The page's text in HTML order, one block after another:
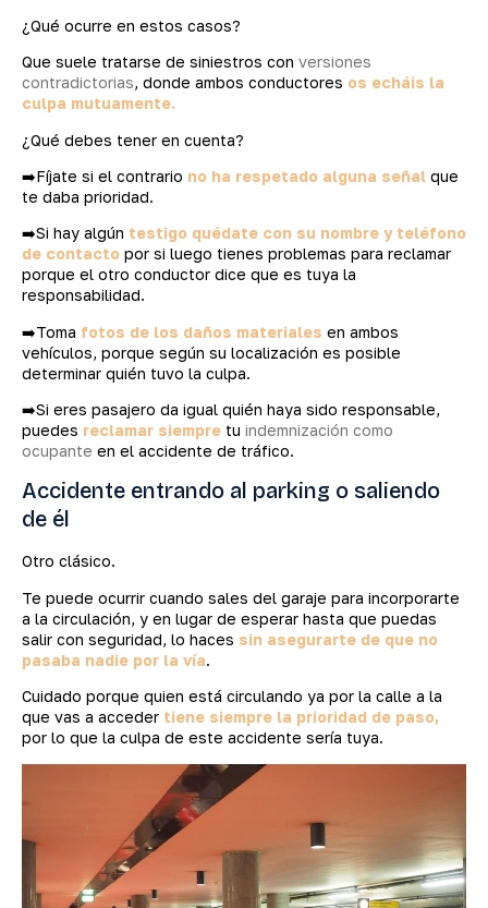
¿Qué ocurre en estos casos?
Que suele tratarse de siniestros con versiones
contradictorias, donde ambos conductores os echáis la
culpa mutuamente.
¿Qué debes tener en cuenta?
➡️Fíjate si el contrario no ha respetado alguna señal que
te daba prioridad.
➡️Si hay algún testigo quédate con su nombre y teléfono
de contacto por si luego tienes problemas para reclamar
porque el otro conductor dice que es tuya la
responsabilidad.
➡️Toma fotos de los daños materiales en ambos
vehículos, porque según su localización es posible
determinar quién tuvo la culpa.
➡️Si eres pasajero da igual quién haya sido responsable,
puedes reclamar siempre tu indemnización como
ocupante en el accidente de tráfico.
Accidente entrando al parking o saliendo
de él
Otro clásico.
Te puede ocurrir cuando sales del garaje para incorporarte
a la circulación, y en lugar de esperar hasta que puedas
salir con seguridad, lo haces sin asegurarte de que no
pasaba nadie por la vía.
Cuidado porque quien está circulando ya por la calle a la
que vas a acceder tiene siempre la prioridad de paso,
por lo que la culpa de este accidente sería tuya.